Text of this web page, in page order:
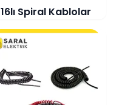
16lı Spiral Kablolar